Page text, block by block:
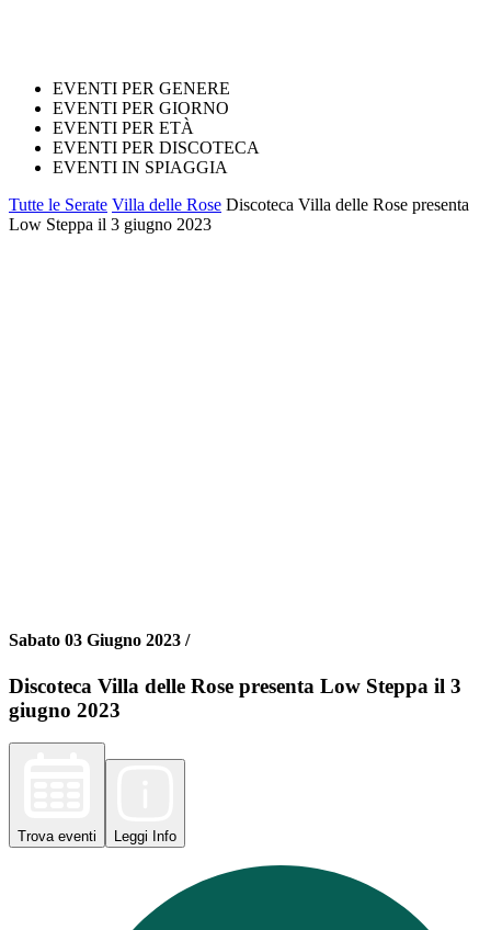
EVENTI PER GENERE
EVENTI PER GIORNO
EVENTI PER ETÀ
EVENTI PER DISCOTECA
EVENTI IN SPIAGGIA
Tutte le Serate Villa delle Rose Discoteca Villa delle Rose presenta
Low Steppa il 3 giugno 2023
Sabato 03 Giugno 2023 /
Discoteca Villa delle Rose presenta Low Steppa il 3
giugno 2023
Trova eventi Leggi Info